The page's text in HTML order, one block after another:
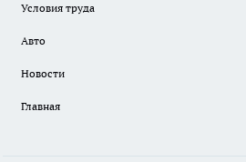
Условия труда
Авто
Новости
Главная